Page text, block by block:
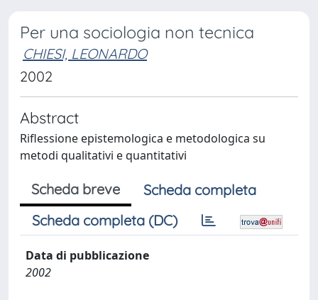
Per una sociologia non tecnica
CHIESI, LEONARDO
2002
Abstract
Riflessione epistemologica e metodologica su
metodi qualitativi e quantitativi
Scheda breve
Scheda completa
Scheda completa (DC)
Data di pubblicazione
2002